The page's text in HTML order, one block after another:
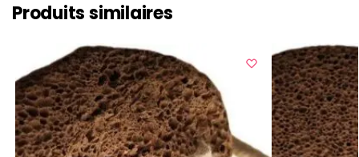
Produits similaires